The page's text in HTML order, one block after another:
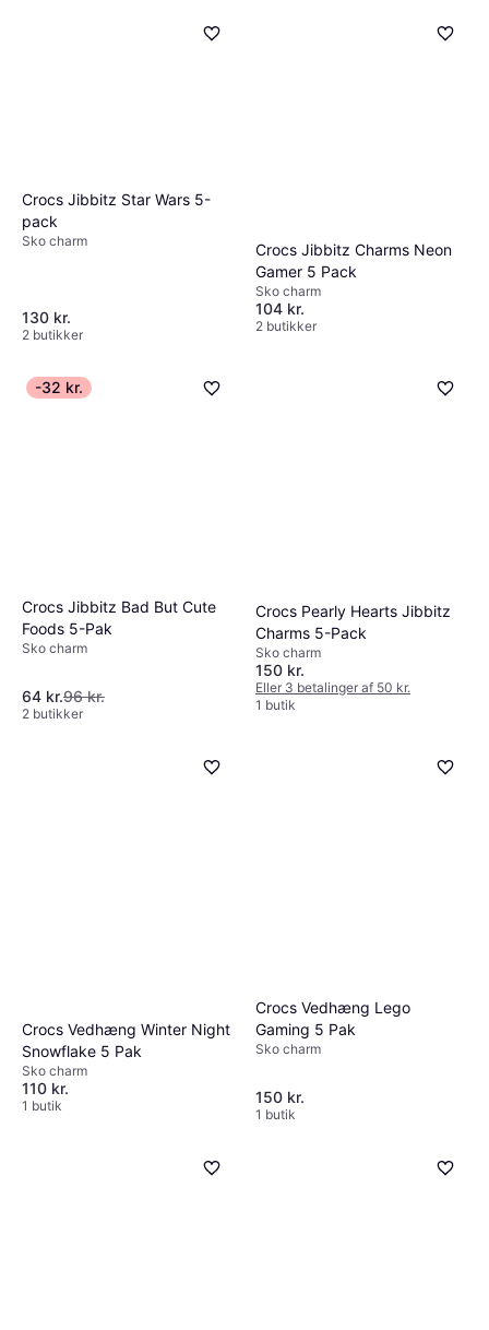
Crocs Jibbitz Star Wars 5-
pack
Sko charm
130 kr.
2 butikker
Crocs Jibbitz Charms Neon
Gamer 5 Pack
Sko charm
104 kr.
2 butikker
-32 kr.
Crocs Jibbitz Bad But Cute
Foods 5-Pak
Sko charm
64 kr.96 kr.
2 butikker
Crocs Pearly Hearts Jibbitz
Charms 5-Pack
Sko charm
150 kr.
Eller 3 betalinger af 50 kr.
1 butik
Crocs Vedhæng Winter Night
Snowflake 5 Pak
Sko charm
110 kr.
1 butik
Crocs Vedhæng Lego
Gaming 5 Pak
Sko charm
150 kr.
1 butik